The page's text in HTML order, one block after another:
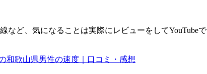
など、気になることは実際にレビューをして